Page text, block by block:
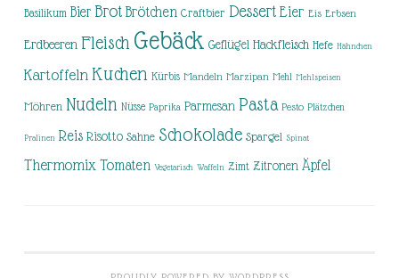
Basilikum Bier Brot Brötchen Craftbier Dessert Eier Eis Erbsen
Erdbeeren Fleisch Gebäck Geflügel Hackfleisch Hefe Hähnchen
Kartoffeln Kuchen Kürbis Mandeln Marzipan Mehl Mehlspeisen
Möhren Nudeln Nüsse Paprika Parmesan Pasta Pesto Plätzchen
Pralinen Reis Risotto Sahne Schokolade Spargel Spinat
Thermomix Tomaten Vegetarisch Waffeln Zimt Zitronen Äpfel